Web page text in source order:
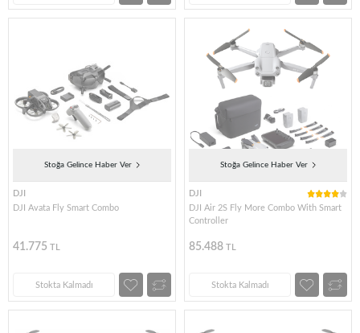
Stoğa Gelince Haber Ver
DJI
DJI Avata Fly Smart Combo
41.775 TL
Stokta Kalmadı
Stoğa Gelince Haber Ver
DJI
DJI Air 2S Fly More Combo With Smart
Controller
85.488 TL
Stokta Kalmadı